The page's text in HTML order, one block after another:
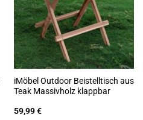
iMöbel Outdoor Beistelltisch aus
Teak Massivholz klappbar
59,99€